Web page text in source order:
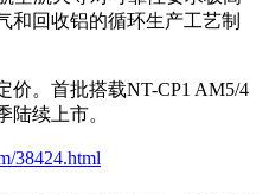
和回收铝的循环生产工艺制
价。首批搭载NT-CP1 AM5/4
陆续上市。
38424.html